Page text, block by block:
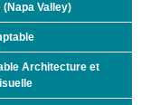
Valley)
Architecture et